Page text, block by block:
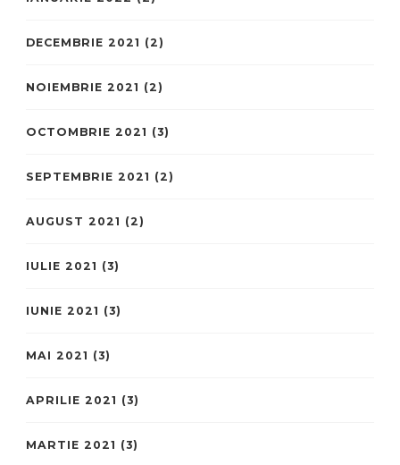
DECEMBRIE 2021 (2)
NOIEMBRIE 2021 (2)
OCTOMBRIE 2021 (3)
SEPTEMBRIE 2021 (2)
AUGUST 2021 (2)
IULIE 2021 (3)
IUNIE 2021 (3)
MAI 2021 (3)
APRILIE 2021 (3)
MARTIE 2021 (3)